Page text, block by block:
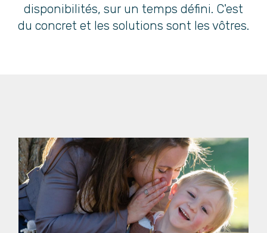
disponibilités, sur un temps défini. C'est
du concret et les solutions sont les vôtres.